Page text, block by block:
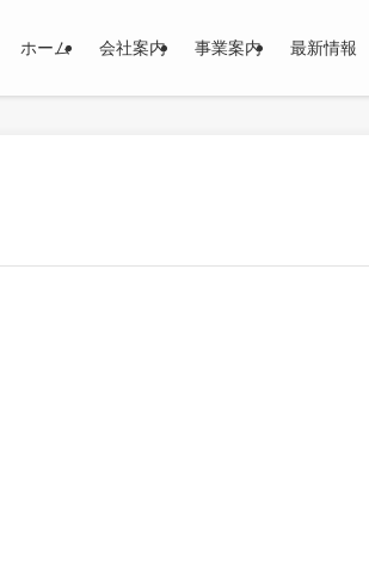
ホーム 会社案内 事業案内 最新情報